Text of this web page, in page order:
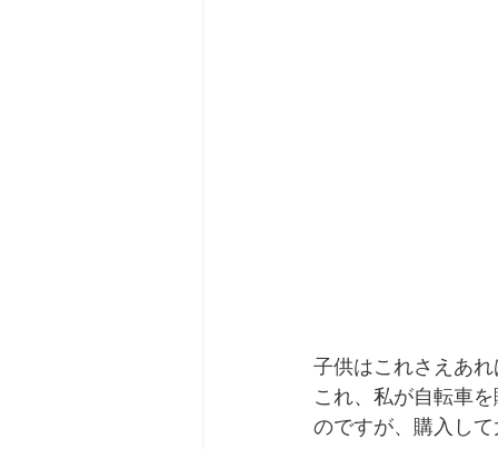
子供はこれさえあ
これ、私が自転車
のですが、購入し